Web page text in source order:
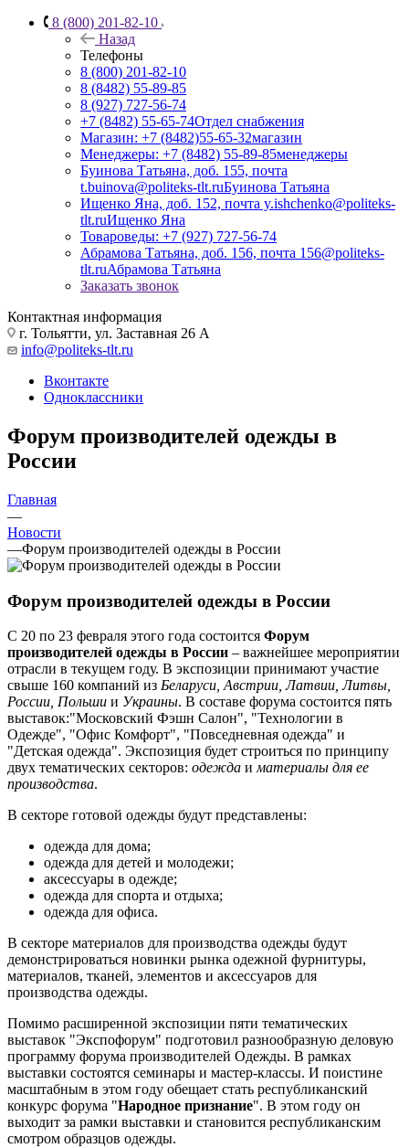
8 (800) 201-82-10
Назад
Телефоны
8 (800) 201-82-10
8 (8482) 55-89-85
8 (927) 727-56-74
+7 (8482) 55-65-74Отдел снабжения
Магазин: +7 (8482)55-65-32магазин
Менеджеры: +7 (8482) 55-89-85менеджеры
Буинова Татьяна, доб. 155, почта
t.buinova@politeks-tlt.ruБуинова Татьяна
Ищенко Яна, доб. 152, почта y.ishchenko@politeks-
tlt.ruИщенко Яна
Товароведы: +7 (927) 727-56-74
Абрамова Татьяна, доб. 156, почта 156@politeks-
tlt.ruАбрамова Татьяна
Заказать звонок
Контактная информация
г. Тольятти, ул. Заставная 26 А
info@politeks-tlt.ru
Вконтакте
Одноклассники
Форум производителей одежды в
России
Главная
—
Новости
—Форум производителей одежды в России
Форум производителей одежды в России
С 20 по 23 февраля этого года состоится Форум
производителей одежды в России – важнейшее мероприятии
отрасли в текущем году. В экспозиции принимают участие
свыше 160 компаний из Беларуси, Австрии, Латвии, Литвы,
России, Польши и Украины. В составе форума состоится пять
выставок:"Московский Фэшн Салон", "Технологии в
Одежде", "Офис Комфорт", "Повседневная одежда" и
"Детская одежда". Экспозиция будет строиться по принципу
двух тематических секторов: одежда и материалы для ее
производства.
В секторе готовой одежды будут представлены:
одежда для дома;
одежда для детей и молодежи;
аксессуары в одежде;
одежда для спорта и отдыха;
одежда для офиса.
В секторе материалов для производства одежды будут
демонстрироваться новинки рынка одежной фурнитуры,
материалов, тканей, элементов и аксессуаров для
производства одежды.
Помимо расширенной экспозиции пяти тематических
выставок "Экспофорум" подготовил разнообразную деловую
программу форума производителей Одежды. В рамках
выставки состоятся семинары и мастер-классы. И поистине
масштабным в этом году обещает стать республиканский
конкурс форума "Народное признание". В этом году он
выходит за рамки выставки и становится республиканским
смотром образцов одежды.